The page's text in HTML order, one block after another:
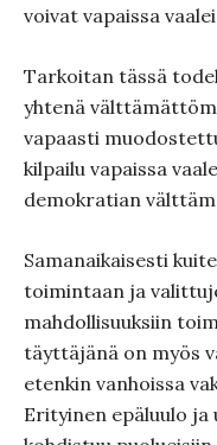
voivat vapaissa
Tarkoitan tässä
yhtenä
vapaasti
kilpailu vapaissa
demokratian
Samanaikaisesti
toimintaan ja
mahdollisuuksiin
täyttäjänä on myös
etenkin vanhoissa
Erityinen epäluulo ja